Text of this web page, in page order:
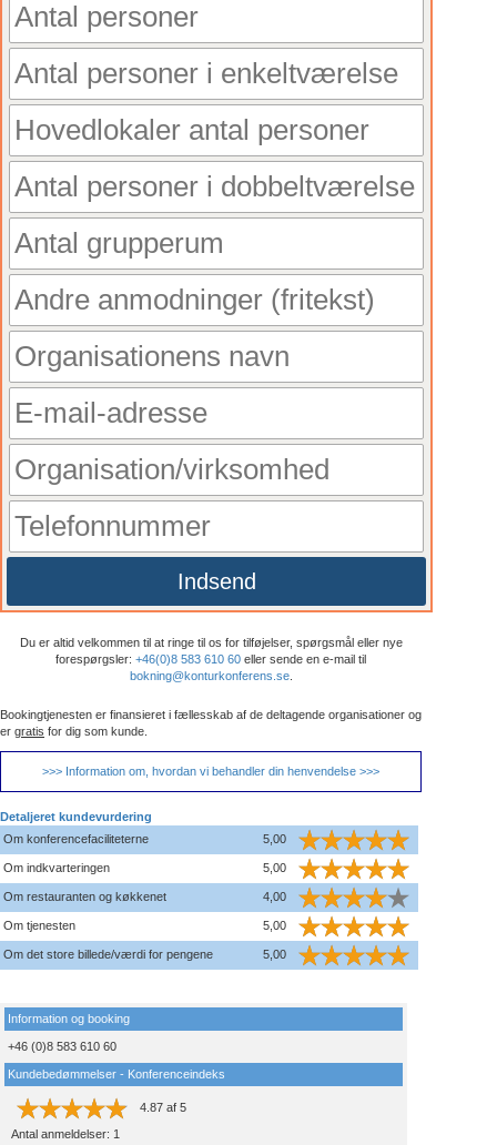
Indsend
Du er altid velkommen til at ringe til os for tilføjelser, spørgsmål eller nye
forespørgsler: +46(0)8 583 610 60 eller sende en e-mail til
bokning@konturkonferens.se.
Bookingtjenesten er finansieret i fællesskab af de deltagende organisationer og
er gratis for dig som kunde.
>>> Information om, hvordan vi behandler din henvendelse >>>
Detaljeret kundevurdering
Om konferencefaciliteterne
5,00
Om indkvarteringen 5,00
Om restauranten og køkkenet 4,00
Om tjenesten 5,00
Om det store billede/værdi for pengene 5,00
Information og booking
+46 (0)8 583 610 60
Kundebedømmelser - Konferenceindeks
4.87 af 5
Antal anmeldelser: 1